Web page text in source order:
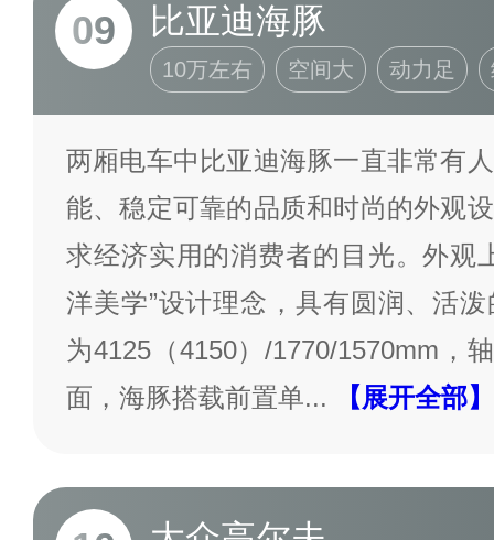
09 比亚迪海豚
10万左右 空间大 动力足
两厢电车中比亚迪海豚一直非常有
能、稳定可靠的品质和时尚的外观
求经济实用的消费者的目光。外观
洋美学”设计理念，具有圆润、活
为4125（4150）/1770/1570mm，
面，海豚搭载前置单... 【展开全部】